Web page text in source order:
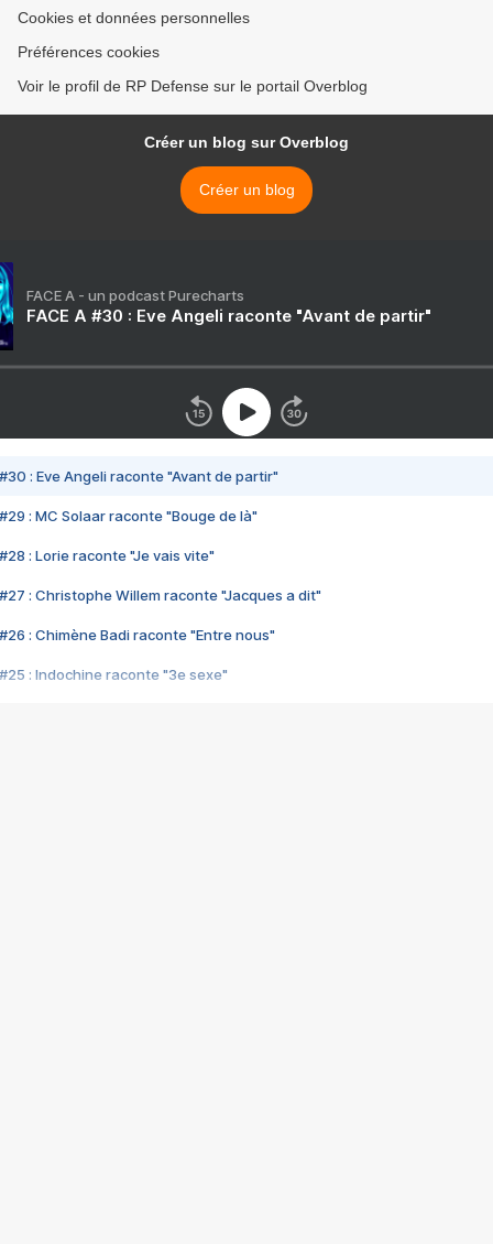
Cookies et données personnelles
Préférences cookies
Voir le profil de RP Defense sur le portail Overblog
Créer un blog sur Overblog
Créer un blog
FACE A - un podcast Purecharts
FACE A #30 : Eve Angeli raconte "Avant de partir"
#30 : Eve Angeli raconte "Avant de partir"
#29 : MC Solaar raconte "Bouge de là"
#28 : Lorie raconte "Je vais vite"
#27 : Christophe Willem raconte "Jacques a dit"
#26 : Chimène Badi raconte "Entre nous"
#25 : Indochine raconte "3e sexe"